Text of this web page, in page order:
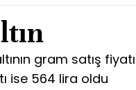
gram satış
ise 564 lira oldu